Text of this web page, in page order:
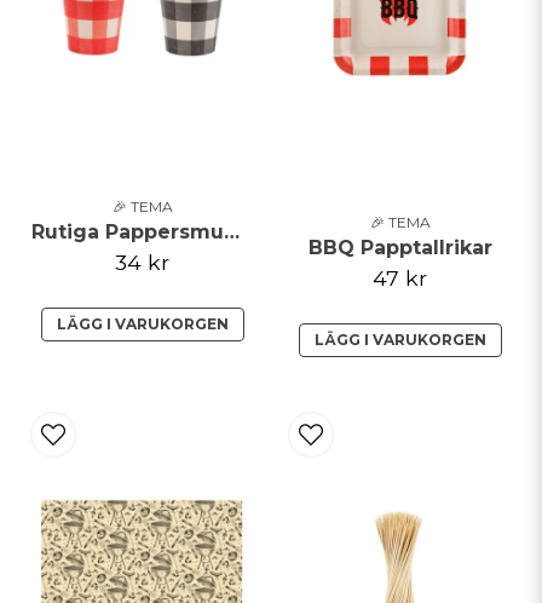
🎉 TEMA
Rutiga Pappersmuggar
34 kr
LÄGG I VARUKORGEN
🎉 TEMA
BBQ Papptallrikar
47 kr
LÄGG I VARUKORGEN